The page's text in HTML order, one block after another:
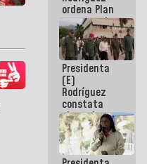
ordena Plan
maestro de
desarrollo
logístico y
turístico
para La
Guaira
Presidenta
(E)
Rodríguez
constata
obras de
rehabilitación
de Escuela
Militar de